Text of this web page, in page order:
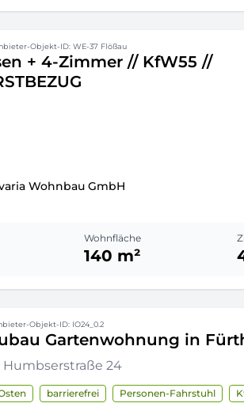
Objekt-ID: WE-37 Flößau
+ 4-Zimmer // KfW55 //
Wohnbau GmbH
Wohnfläche
140 m²
Objekt-ID: IO24_0.2
Gartenwohnung in
Humbserstraße 24
barrierefrei Personen-Fahrstuhl